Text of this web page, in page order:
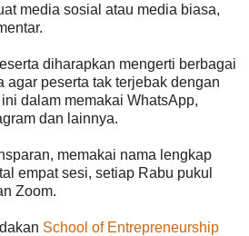
media sosial atau media biasa,
diharapkan mengerti berbagai
agar peserta tak terjebak dengan
dalam memakai WhatsApp,
dan lainnya.
memakai nama lengkap
empat sesi, setiap Rabu pukul
Zoom.
School of Entrepreneurship